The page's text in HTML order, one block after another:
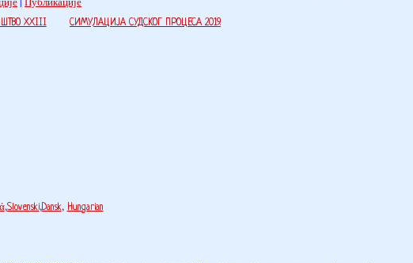
XXIII СИМУЛАЦИЈА СУДСКОГ ПРОЦЕСА 2019.
,Slovenski,Dansk, Hungarian